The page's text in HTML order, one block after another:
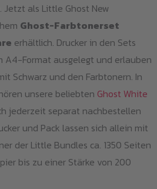
Jetzt als Little Ghost New
Ghost-Farbtonerset
erhältlich. Drucker in den Sets
A4-Format ausgelegt und erlauben
Schwarz und den Farbtonern. In
unsere beliebten Ghost White
jederzeit separat nachbestellen
und Pack lassen sich allein mit
der Little Bundles ca. 1350 Seiten
bis zu einer Stärke von 200